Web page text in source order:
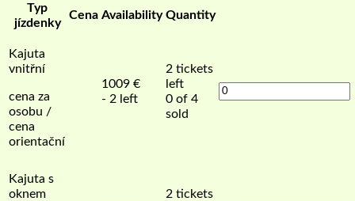
Typ
jízdenky
Cena Availability Quantity
Kajuta
vnitřní
cena za
osobu /
cena
orientační
1009 €
- 2 left
2 tickets
left
0 of 4
sold
Kajuta s
oknem
2 tickets